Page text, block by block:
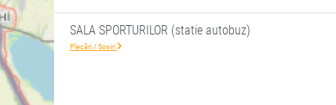
SALA SPORTURILOR (statie autobuz)
Plecări / Sosiri